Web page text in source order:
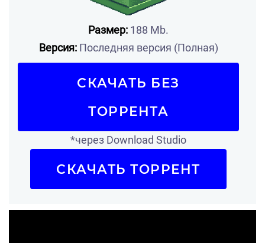
Размер: 188 Mb.
Версия:Последняя версия (Полная)
СКАЧАТЬ БЕЗ
ТОРРЕНТА
*через Download Studio
СКАЧАТЬ ТОРРЕНТ